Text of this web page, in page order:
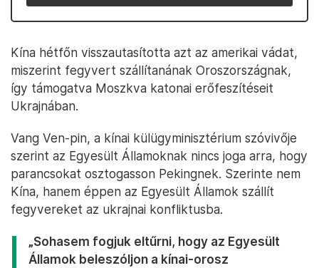
Kína hétfőn visszautasította azt az amerikai vádat,
miszerint fegyvert szállítanának Oroszországnak,
így támogatva Moszkva katonai erőfeszítéseit
Ukrajnában.
Vang Ven-pin, a kínai külügyminisztérium szóvivője
szerint az Egyesült Államoknak nincs joga arra, hogy
parancsokat osztogasson Pekingnek. Szerinte nem
Kína, hanem éppen az Egyesült Államok szállít
fegyvereket az ukrajnai konfliktusba.
„Sohasem fogjuk eltűrni, hogy az Egyesült
Államok beleszóljon a kínai-orosz